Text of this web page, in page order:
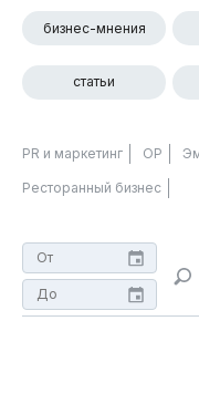
бизнес-мнения
статьи
PR и маркетинг ОР
Ресторанный бизнес